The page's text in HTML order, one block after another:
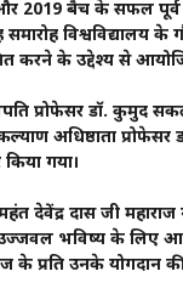
2019 बैच के सफल पूर्व
विश्वविद्यालय के
करने के उद्देश्य से
प्रोफेसर डॉ. कुमुद
अधिष्ठाता प्रोफेसर
गया।
देवेंद्र दास जी
उज्जवल भविष्य के लिए
प्रति उनके योगदान की